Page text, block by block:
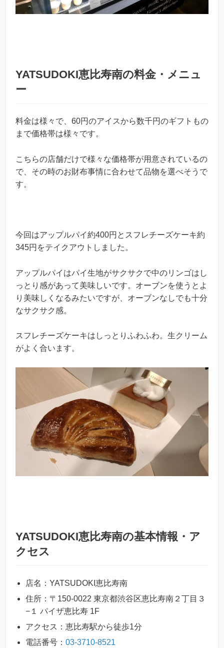
YATSUDOKI恵比寿南の料金・メニュ
ー
料金は様々で、60円のアイスから数千円のギフトもの
まで価格帯は様々です。
こちらの店舗だけで様々な価格帯が用意されているの
で、その時のお財布事情に合わせて品物を選べそうで
す。
今回はアップルパイ約400円とスフレチーズケーキ約
345円をテイクアウトしました。
アップルパイはパイ生地がサクサクで中のリンゴはし
っとり感があって美味しいです。オーブンを使うとよ
り美味しくなるみたいですが、オーブンなしでも十分
なサクサク感。
スフレチーズケーキはしっとりふわふわ。生クリーム
がよく合います。
YATSUDOKI恵比寿南の基本情報・ア
クセス
店名：YATSUDOKI恵比寿南
住所：〒150-0022 東京都渋谷区恵比寿南２丁目３
−１ パイザ恵比寿 1F
アクセス：恵比寿駅から徒歩1分
電話番号： 03-3710-8521